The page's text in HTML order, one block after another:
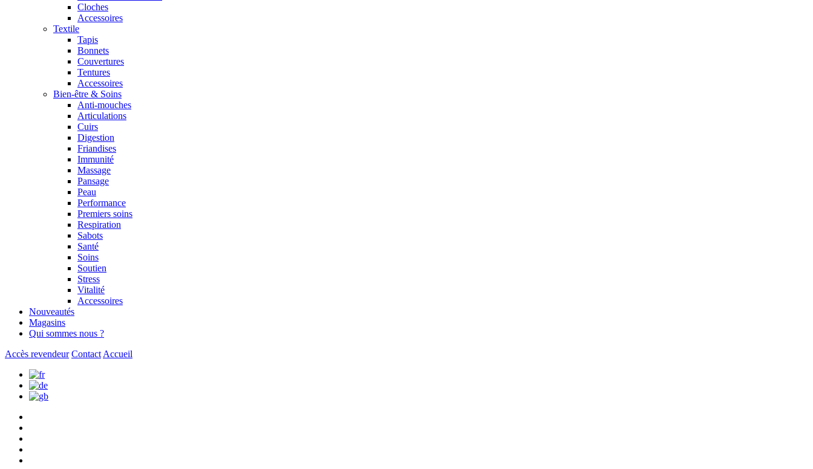
Cloches
Accessoires
Textile
Tapis
Bonnets
Couvertures
Tentures
Accessoires
Bien-être & Soins
Anti-mouches
Articulations
Cuirs
Digestion
Friandises
Immunité
Massage
Pansage
Peau
Performance
Premiers soins
Respiration
Sabots
Santé
Soins
Soutien
Stress
Vitalité
Accessoires
Nouveautés
Magasins
Qui sommes nous ?
Accès revendeur Contact Accueil